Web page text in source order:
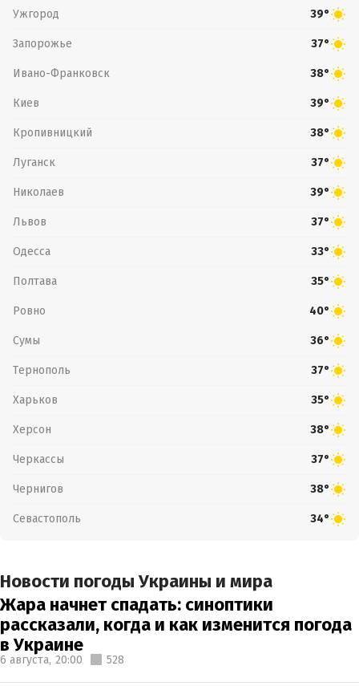
Ужгород 39°
Запорожье 37°
Ивано-Франковск 38°
Киев 39°
Кропивницкий 38°
Луганск 37°
Николаев 39°
Львов 37°
Одесса 33°
Полтава 35°
Ровно 40°
Сумы 36°
Тернополь 37°
Харьков 35°
Херсон 38°
Черкассы 37°
Чернигов 38°
Севастополь 34°
Новости погоды Украины и мира
Жара начнет спадать: синоптики
рассказали, когда и как изменится погода
в Украине
6 августа, 20:00 528